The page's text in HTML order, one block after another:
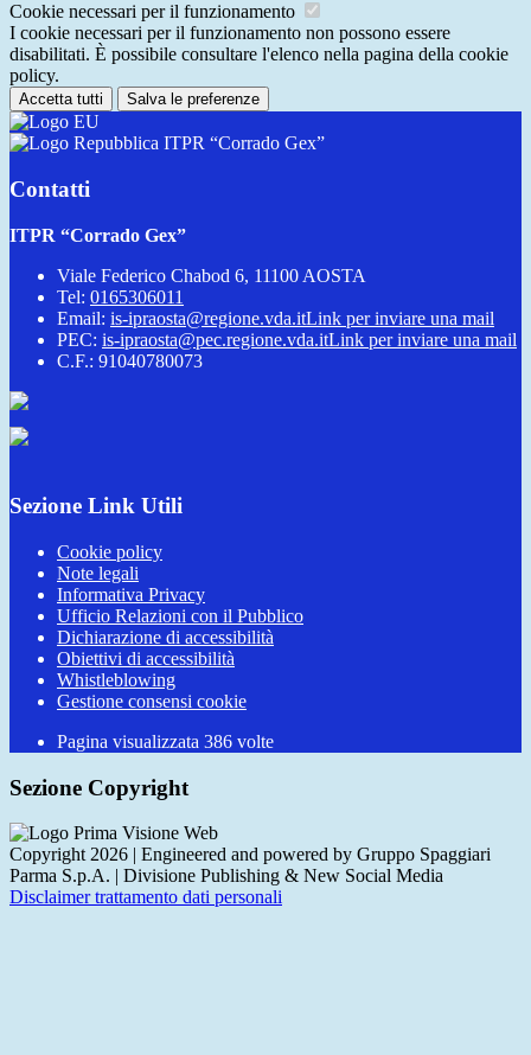
Cookie necessari per il funzionamento
I cookie necessari per il funzionamento non possono essere
disabilitati. È possibile consultare l'elenco nella pagina della cookie
policy.
Accetta tutti Salva le preferenze
ITPR “Corrado Gex”
Contatti
ITPR “Corrado Gex”
Viale Federico Chabod 6, 11100 AOSTA
Tel: 0165306011
Email: is-ipraosta@regione.vda.itLink per inviare una mail
PEC: is-ipraosta@pec.regione.vda.itLink per inviare una mail
C.F.: 91040780073
Sezione Link Utili
Cookie policy
Note legali
Informativa Privacy
Ufficio Relazioni con il Pubblico
Dichiarazione di accessibilità
Obiettivi di accessibilità
Whistleblowing
Gestione consensi cookie
Pagina visualizzata 386 volte
Sezione Copyright
Copyright 2026 | Engineered and powered by Gruppo Spaggiari
Parma S.p.A. | Divisione Publishing & New Social Media
Disclaimer trattamento dati personali